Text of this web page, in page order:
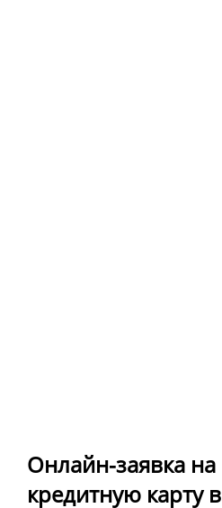
Онлайн-заявка на
кредитную карту